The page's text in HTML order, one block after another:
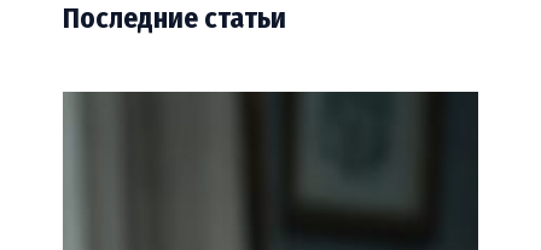
Последние статьи